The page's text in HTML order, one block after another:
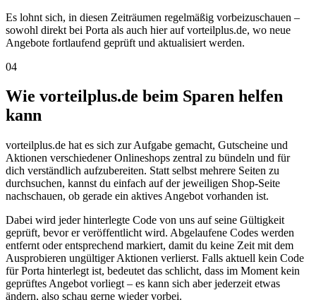
Es lohnt sich, in diesen Zeiträumen regelmäßig vorbeizuschauen –
sowohl direkt bei Porta als auch hier auf vorteilplus.de, wo neue
Angebote fortlaufend geprüft und aktualisiert werden.
04
Wie vorteilplus.de beim Sparen helfen
kann
vorteilplus.de hat es sich zur Aufgabe gemacht, Gutscheine und
Aktionen verschiedener Onlineshops zentral zu bündeln und für
dich verständlich aufzubereiten. Statt selbst mehrere Seiten zu
durchsuchen, kannst du einfach auf der jeweiligen Shop-Seite
nachschauen, ob gerade ein aktives Angebot vorhanden ist.
Dabei wird jeder hinterlegte Code von uns auf seine Gültigkeit
geprüft, bevor er veröffentlicht wird. Abgelaufene Codes werden
entfernt oder entsprechend markiert, damit du keine Zeit mit dem
Ausprobieren ungültiger Aktionen verlierst. Falls aktuell kein Code
für Porta hinterlegt ist, bedeutet das schlicht, dass im Moment kein
geprüftes Angebot vorliegt – es kann sich aber jederzeit etwas
ändern, also schau gerne wieder vorbei.